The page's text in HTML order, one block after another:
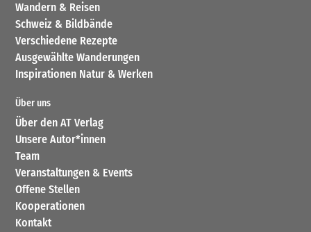
Wandern & Reisen
Schweiz & Bildbände
Verschiedene Rezepte
Ausgewählte Wanderungen
Inspirationen Natur & Werken
Über uns
Über den AT Verlag
Unsere Autor*innen
Team
Veranstaltungen & Events
Offene Stellen
Kooperationen
Kontakt